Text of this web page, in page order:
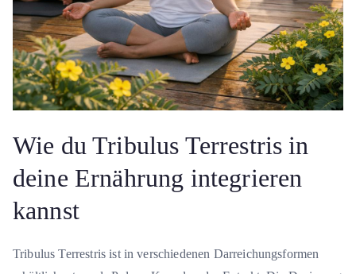
Wie du Tribulus Terrestris in
deine Ernährung integrieren
kannst
Tribulus Terrestris ist in verschiedenen Darreichungsformen